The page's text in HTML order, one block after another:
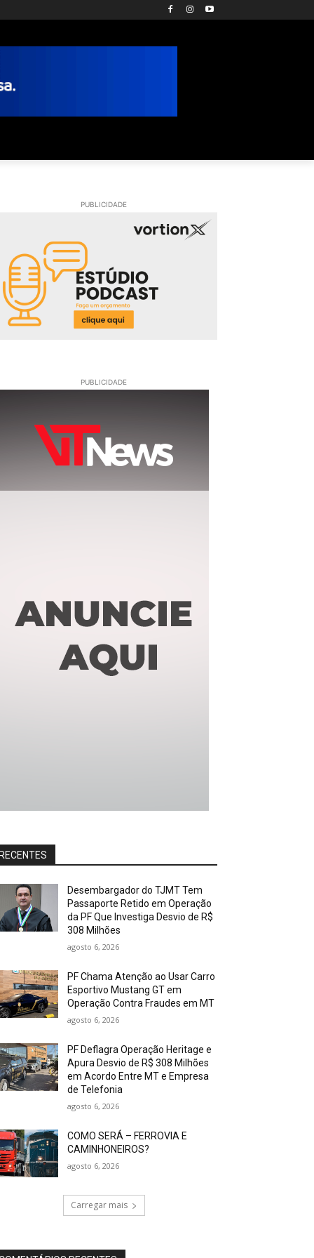
PUBLICIDADE
PUBLICIDADE
RECENTES
Desembargador do TJMT Tem
Passaporte Retido em Operação
da PF Que Investiga Desvio de R$
308 Milhões
agosto 6, 2026
PF Chama Atenção ao Usar Carro
Esportivo Mustang GT em
Operação Contra Fraudes em MT
agosto 6, 2026
PF Deflagra Operação Heritage e
Apura Desvio de R$ 308 Milhões
em Acordo Entre MT e Empresa
de Telefonia
agosto 6, 2026
COMO SERÁ – FERROVIA E
CAMINHONEIROS?
agosto 6, 2026
Carregar mais